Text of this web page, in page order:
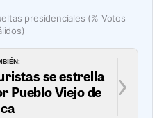
presidenciales (% Votos
se estrella
Pueblo Viejo de